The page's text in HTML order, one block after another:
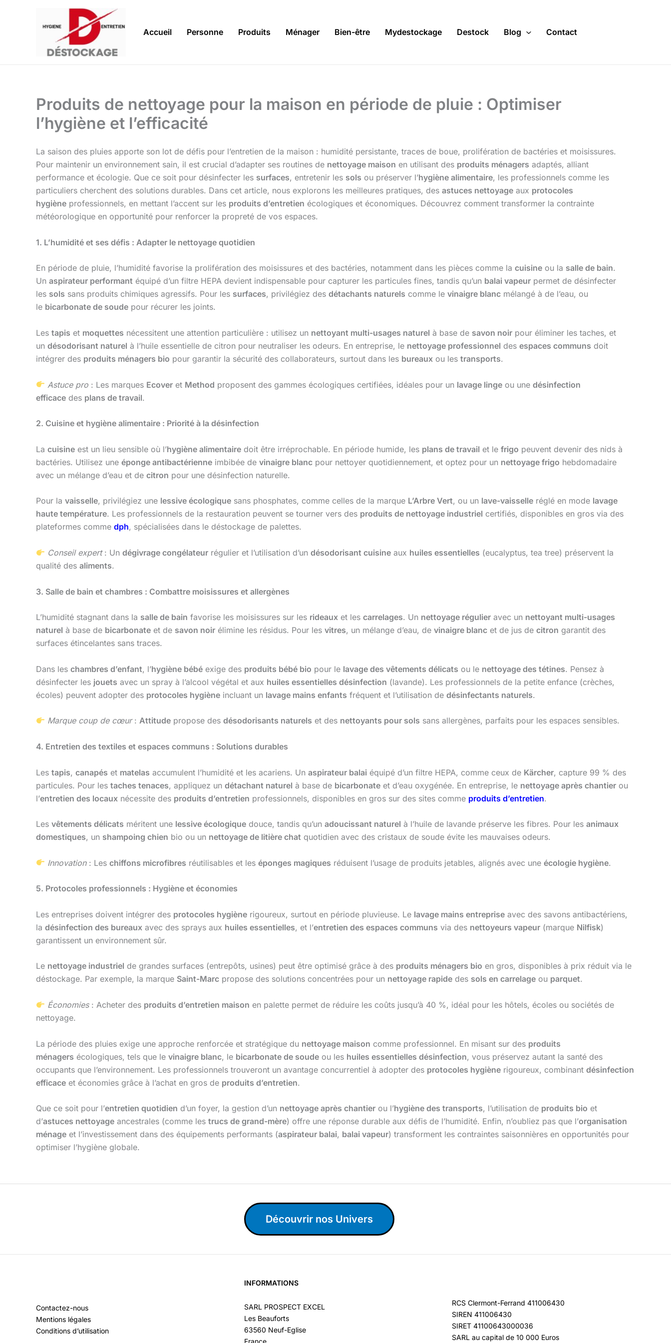
Accueil Personne Produits Ménager Bien-être Mydestockage Destock Blog Contact
Produits de nettoyage pour la maison en période de pluie : Optimiser
l’hygiène et l’efficacité
La saison des pluies apporte son lot de défis pour l’entretien de la maison : humidité persistante, traces de boue, prolifération de bactéries et moisissures.
Pour maintenir un environnement sain, il est crucial d’adapter ses routines de nettoyage maison en utilisant des produits ménagers adaptés, alliant
performance et écologie. Que ce soit pour désinfecter les surfaces, entretenir les sols ou préserver l’hygiène alimentaire, les professionnels comme les
particuliers cherchent des solutions durables. Dans cet article, nous explorons les meilleures pratiques, des astuces nettoyage aux protocoles
hygiène professionnels, en mettant l’accent sur les produits d’entretien écologiques et économiques. Découvrez comment transformer la contrainte
météorologique en opportunité pour renforcer la propreté de vos espaces.
1. L’humidité et ses défis : Adapter le nettoyage quotidien
En période de pluie, l’humidité favorise la prolifération des moisissures et des bactéries, notamment dans les pièces comme la cuisine ou la salle de bain.
Un aspirateur performant équipé d’un filtre HEPA devient indispensable pour capturer les particules fines, tandis qu’un balai vapeur permet de désinfecter
les sols sans produits chimiques agressifs. Pour les surfaces, privilégiez des détachants naturels comme le vinaigre blanc mélangé à de l’eau, ou
le bicarbonate de soude pour récurer les joints.
Les tapis et moquettes nécessitent une attention particulière : utilisez un nettoyant multi-usages naturel à base de savon noir pour éliminer les taches, et
un désodorisant naturel à l’huile essentielle de citron pour neutraliser les odeurs. En entreprise, le nettoyage professionnel des espaces communs doit
intégrer des produits ménagers bio pour garantir la sécurité des collaborateurs, surtout dans les bureaux ou les transports.
Astuce pro : Les marques Ecover et Method proposent des gammes écologiques certifiées, idéales pour un lavage linge ou unedésinfection
efficace des plans de travail.
2. Cuisine et hygiène alimentaire : Priorité à la désinfection
La cuisine est un lieu sensible où l’hygiène alimentaire doit être irréprochable. En période humide, les plans de travail et le frigo peuvent devenir des nids à
bactéries. Utilisez une éponge antibactérienne imbibée de vinaigre blanc pour nettoyer quotidiennement, et optez pour un nettoyage frigo hebdomadaire
avec un mélange d’eau et de citron pour une désinfection naturelle.
Pour la vaisselle, privilégiez une lessive écologique sans phosphates, comme celles de la marque L’Arbre Vert, ou un lave-vaisselle réglé en mode lavage
haute température. Les professionnels de la restauration peuvent se tourner vers des produits de nettoyage industriel certifiés, disponibles en gros via des
plateformes comme dph, spécialisées dans le déstockage de palettes.
Conseil expert: Undégivrage congélateur régulier et l’utilisation d’undésodorisant cuisine aux huiles essentielles (eucalyptus, tea tree) préservent la
qualité des aliments.
3. Salle de bain et chambres : Combattre moisissures et allergènes
L’humidité stagnant dans la salle de bain favorise les moisissures sur les rideaux et les carrelages. Un nettoyage régulier avec un nettoyant multi-usages
naturel à base de bicarbonate et de savon noir élimine les résidus. Pour les vitres, un mélange d’eau, de vinaigre blanc et de jus de citron garantit des
surfaces étincelantes sans traces.
Dans les chambres d’enfant, l’hygiène bébé exige des produits bébé bio pour le lavage des vêtements délicats ou le nettoyage des tétines. Pensez à
désinfecter les jouets avec un spray à l’alcool végétal et aux huiles essentielles désinfection (lavande). Les professionnels de la petite enfance (crèches,
écoles) peuvent adopter des protocoles hygiène incluant un lavage mains enfants fréquent et l’utilisation de désinfectants naturels.
Marque coup de cœur:Attitude propose desdésodorisants naturels et des nettoyants pour sols sans allergènes, parfaits pour les espaces sensibles.
4. Entretien des textiles et espaces communs : Solutions durables
Les tapis, canapés et matelas accumulent l’humidité et les acariens. Un aspirateur balai équipé d’un filtre HEPA, comme ceux de Kärcher, capture 99 % des
particules. Pour les taches tenaces, appliquez un détachant naturel à base de bicarbonate et d’eau oxygénée. En entreprise, le nettoyage après chantier ou
l’entretien des locaux nécessite des produits d’entretien professionnels, disponibles en gros sur des sites comme produits d’entretien.
Les vêtements délicats méritent une lessive écologique douce, tandis qu’un adoucissant naturel à l’huile de lavande préserve les fibres. Pour les animaux
domestiques, un shampoing chien bio ou un nettoyage de litière chat quotidien avec des cristaux de soude évite les mauvaises odeurs.
Innovation: Leschiffons microfibres réutilisables et leséponges magiques réduisent l’usage de produits jetables, alignés avec uneécologie hygiène.
5. Protocoles professionnels : Hygiène et économies
Les entreprises doivent intégrer des protocoles hygiène rigoureux, surtout en période pluvieuse. Le lavage mains entreprise avec des savons antibactériens,
la désinfection des bureaux avec des sprays aux huiles essentielles, et l’entretien des espaces communs via des nettoyeurs vapeur (marque Nilfisk)
garantissent un environnement sûr.
Le nettoyage industriel de grandes surfaces (entrepôts, usines) peut être optimisé grâce à des produits ménagers bio en gros, disponibles à prix réduit via le
déstockage. Par exemple, la marque Saint-Marc propose des solutions concentrées pour un nettoyage rapide des sols en carrelage ou parquet.
Économies: Acheter des produits d’entretien maison en palette permet de réduire les coûts jusqu’à 40 %, idéal pour les hôtels, écoles ou sociétés de
nettoyage.
La période des pluies exige une approche renforcée et stratégique du nettoyage maison comme professionnel. En misant sur des produits
ménagers écologiques, tels que le vinaigre blanc, le bicarbonate de soude ou les huiles essentielles désinfection, vous préservez autant la santé des
occupants que l’environnement. Les professionnels trouveront un avantage concurrentiel à adopter des protocoles hygiène rigoureux, combinant désinfection
efficace et économies grâce à l’achat en gros de produits d’entretien.
Que ce soit pour l’entretien quotidien d’un foyer, la gestion d’un nettoyage après chantier ou l’hygiène des transports, l’utilisation de produits bio et
d’astuces nettoyage ancestrales (comme les trucs de grand-mère) offre une réponse durable aux défis de l’humidité. Enfin, n’oubliez pas que l’organisation
ménage et l’investissement dans des équipements performants (aspirateur balai, balai vapeur) transforment les contraintes saisonnières en opportunités pour
optimiser l’hygiène globale.
Découvrir nos Univers
Contactez-nous
Mentions légales
Conditions d’utilisation
INFORMATIONS
SARL PROSPECT EXCEL
Les Beauforts
63560 Neuf-Eglise
France
RCS Clermont-Ferrand 411006430
SIREN 411006430
SIRET 41100643000036
SARL au capital de 10 000 Euros